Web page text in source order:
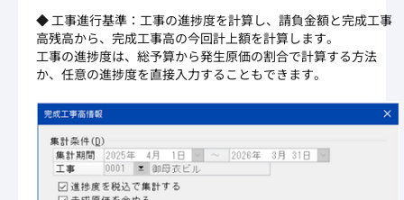
◆ 工事進行基準：工事の進捗度を計算し、請負金額と完成工事
高残高から、完成工事高の今回計上額を計算します。
工事の進捗度は、総予算から発生原価の割合で計算する方法
か、任意の進捗度を直接入力することもできます。